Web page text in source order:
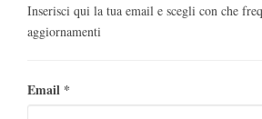
Inserisci qui la tua email e scegli con che
aggiornamenti
Email *